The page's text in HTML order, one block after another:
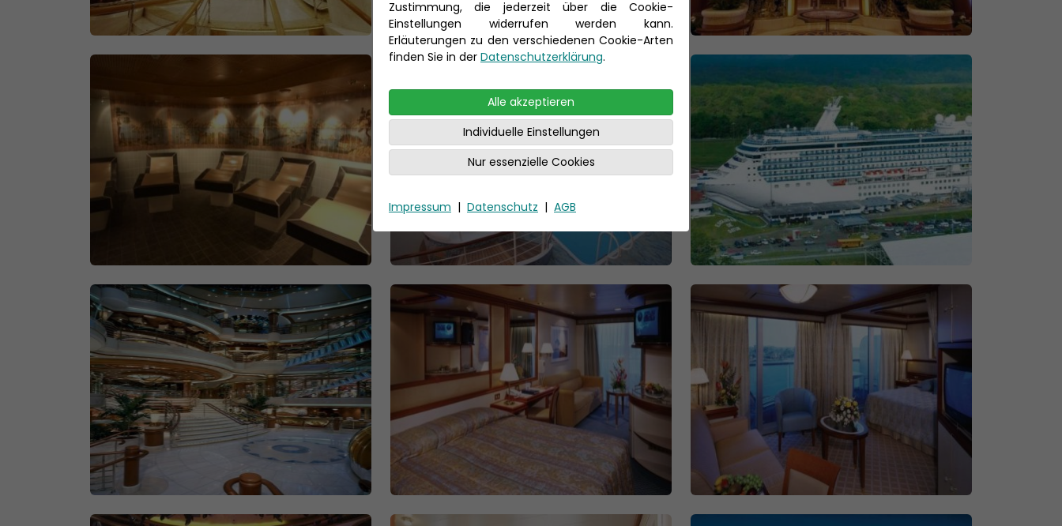
Zustimmung, die jederzeit über die Cookie-
Einstellungen widerrufen werden kann.
Erläuterungen zu den verschiedenen Cookie-Arten
finden Sie in der Datenschutzerklärung.
Alle akzeptieren
Individuelle Einstellungen
Nur essenzielle Cookies
Impressum | Datenschutz | AGB